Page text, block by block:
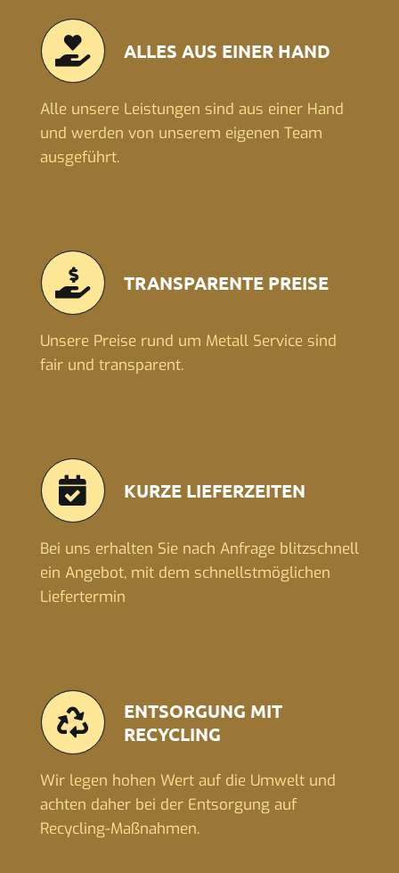
ALLES AUS EINER HAND
Alle unsere Leistungen sind aus einer Hand
und werden von unserem eigenen Team
ausgeführt.
TRANSPARENTE PREISE
Unsere Preise rund um Metall Service sind
fair und transparent.
KURZE LIEFERZEITEN
Bei uns erhalten Sie nach Anfrage blitzschnell
ein Angebot, mit dem schnellstmöglichen
Liefertermin
ENTSORGUNG MIT
RECYCLING
Wir legen hohen Wert auf die Umwelt und
achten daher bei der Entsorgung auf
Recycling-Maßnahmen.